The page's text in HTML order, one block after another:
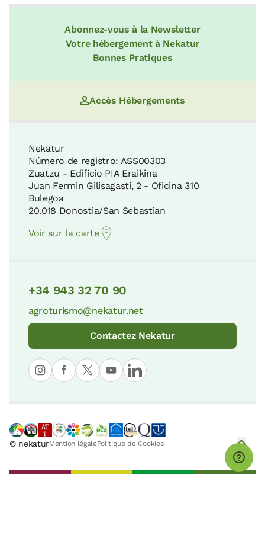
Abonnez-vous à la Newsletter
Votre hébergement à Nekatur
Bonnes Pratiques
Accès Hébergements
Nekatur
Número de registro: ASS00303
Zuatzu - Edificio PIA Eraikina
Juan Fermin Gilisagasti, 2 - Oficina 310
Bulegoa
20.018 Donostia/San Sebastian
Voir sur la carte
+34 943 32 70 90
agroturismo@nekatur.net
Contactez Nekatur
© nekaturMention légalePolitique de Cookies